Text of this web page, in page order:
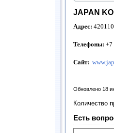
JAPAN
Адрес:
Телефоны: +7
Сайт:
Обновлено 18
Количество
Есть